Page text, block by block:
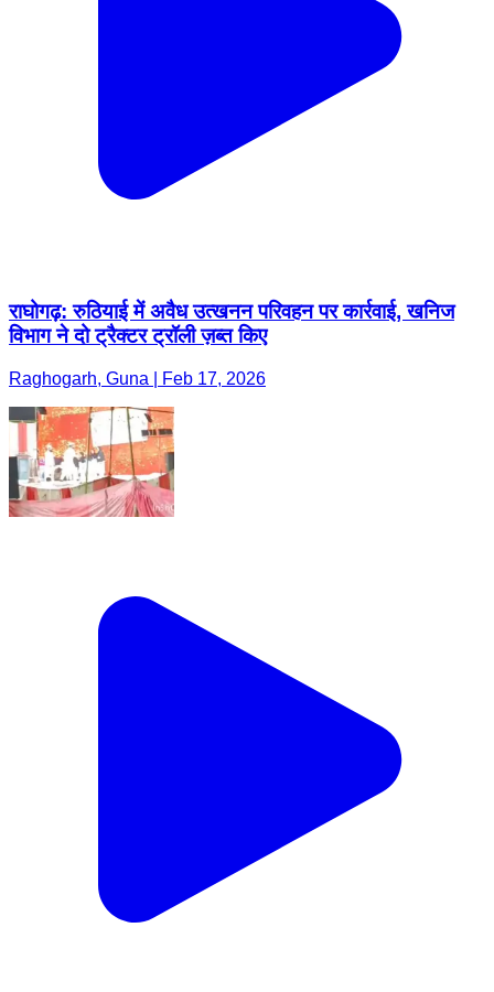
राघोगढ़: रुठियाई में अवैध उत्खनन परिवहन पर कार्रवाई, खनिज
विभाग ने दो ट्रैक्टर ट्रॉली ज़ब्त किए
Raghogarh, Guna | Feb 17, 2026